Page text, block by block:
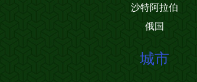
沙特阿拉伯
俄国
城市